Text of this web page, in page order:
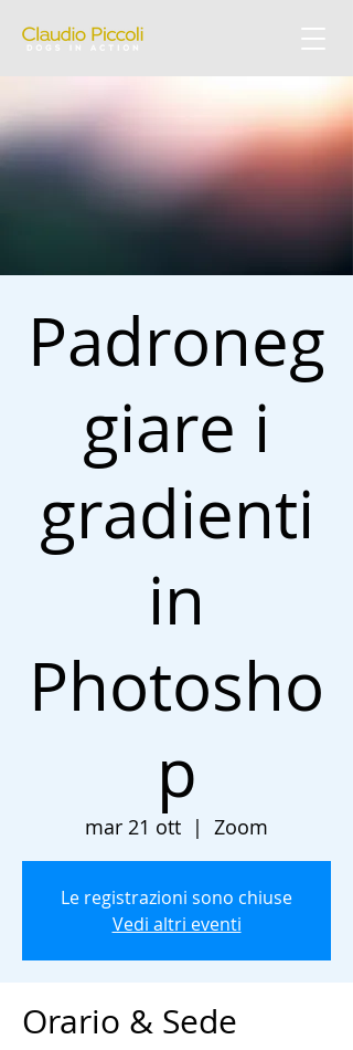
Padroneg
giare i
gradienti
in
Photosho
p
mar 21 ott
  |
Zoom
Le registrazioni sono chiuse
Vedi altri eventi
Orario & Sede